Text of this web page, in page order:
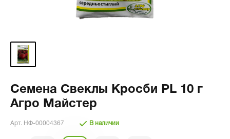
Семена Свеклы Кросби PL 10 г
Агро Майстер
Арт. НФ-00004367 В наличии